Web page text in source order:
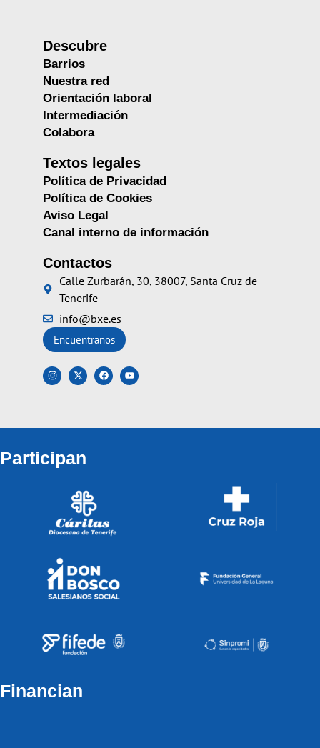
Descubre
Barrios
Nuestra red
Orientación laboral
Intermediación
Colabora
Textos legales
Política de Privacidad
Política de Cookies
Aviso Legal
Canal interno de información
Contactos
Calle Zurbarán, 30, 38007, Santa Cruz de
Tenerife
info@bxe.es
Encuentranos
Participan
Financian